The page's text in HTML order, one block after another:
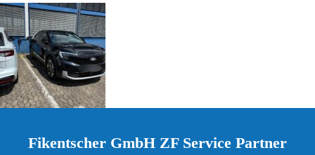
Fikentscher GmbH ZF Service Partner